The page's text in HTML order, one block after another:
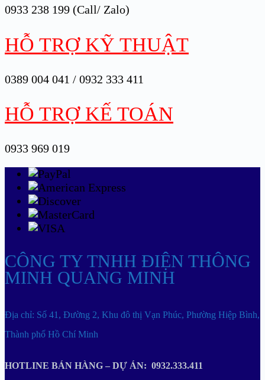
0933 238 199 (Call/ Zalo)
HỖ TRỢ KỸ THUẬT
0389 004 041 / 0932 333 411
HỖ TRỢ KẾ TOÁN
0933 969 019
CÔNG TY TNHH ĐIỆN THÔNG
MINH QUANG MINH
Địa chỉ: Số 41, Đường 2, Khu đô thị Vạn Phúc, Phường Hiệp Bình,
Thành phố Hồ Chí Minh
HOTLINE BÁN HÀNG – DỰ ÁN: 0932.333.411